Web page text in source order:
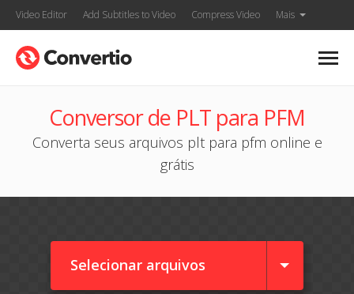
Video Editor Add Subtitles to Video Compress Video Mais
Conversor de PLT para PFM
Converta seus arquivos plt para pfm online e
grátis
Selecionar arquivos